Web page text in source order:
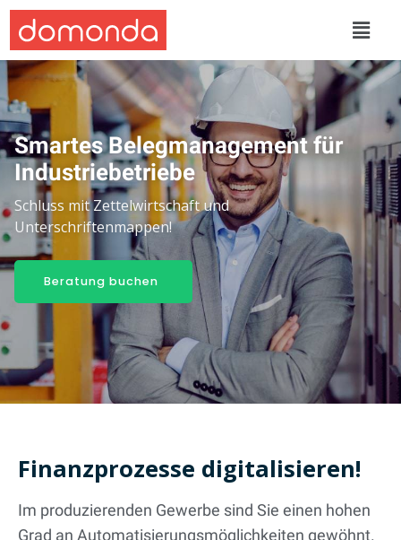
Smartes Belegmanagement für
Industriebetriebe
Schluss mit Zettelwirtschaft und
Unterschriftenmappen!
Beratung buchen
Finanzprozesse digitalisieren!
Im produzierenden Gewerbe sind Sie einen hohen
Grad an Automatisierungsmöglichkeiten gewöhnt.